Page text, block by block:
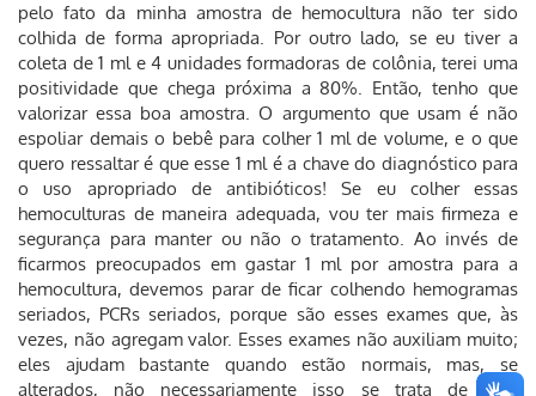
pelo fato da minha amostra de hemocultura não ter sido
colhida de forma apropriada. Por outro lado, se eu tiver a
coleta de 1 ml e 4 unidades formadoras de colônia, terei uma
positividade que chega próxima a 80%. Então, tenho que
valorizar essa boa amostra. O argumento que usam é não
espoliar demais o bebê para colher 1 ml de volume, e o que
quero ressaltar é que esse 1 ml é a chave do diagnóstico para
o uso apropriado de antibióticos! Se eu colher essas
hemoculturas de maneira adequada, vou ter mais firmeza e
segurança para manter ou não o tratamento. Ao invés de
ficarmos preocupados em gastar 1 ml por amostra para a
hemocultura, devemos parar de ficar colhendo hemogramas
seriados, PCRs seriados, porque são esses exames que, às
vezes, não agregam valor. Esses exames não auxiliam muito;
eles ajudam bastante quando estão normais, mas, se
alterados, não necessariamente isso se trata de uma